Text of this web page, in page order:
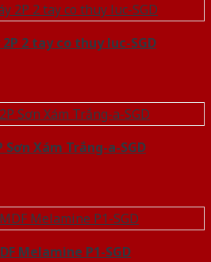
2 tay co thuy luc-SGD
Sơn Xám Trắng-a-SGD
Melamine P1-SGD